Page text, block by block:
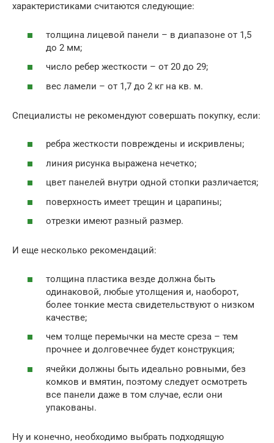
характеристиками считаются следующие:
толщина лицевой панели – в диапазоне от 1,5
до 2 мм;
число ребер жесткости – от 20 до 29;
вес ламели – от 1,7 до 2 кг на кв. м.
Специалисты не рекомендуют совершать покупку, если:
ребра жесткости повреждены и искривлены;
линия рисунка выражена нечетко;
цвет панелей внутри одной стопки различается;
поверхность имеет трещин и царапины;
отрезки имеют разный размер.
И еще несколько рекомендаций:
толщина пластика везде должна быть
одинаковой, любые утолщения и, наоборот,
более тонкие места свидетельствуют о низком
качестве;
чем толще перемычки на месте среза – тем
прочнее и долговечнее будет конструкция;
ячейки должны быть идеально ровными, без
комков и вмятин, поэтому следует осмотреть
все панели даже в том случае, если они
упакованы.
Ну и конечно, необходимо выбрать подходящую